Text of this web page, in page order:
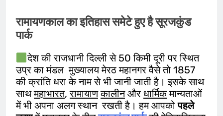
रामायणकाल का इतिहास समेटे हुए है सूरजकुंड
पार्क
देश की राजधानी दिल्ली से 50 किमी दूरी पर स्थित
उप्र का मंडल मुख्यालय मेरठ महानगर वैसे तो 1857
की क्रांति धरा के नाम से भी जानी जाती है। इसके साथ
साथमहाभारत,रामायाण कालीनऔर धार्मिकमान्यताओं
में भी अपना अलग स्थान रखती है। हम आपकोपहले